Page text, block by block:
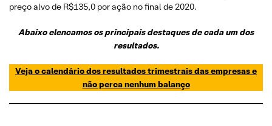
preço alvo de R$135,0 por ação no final de 2020.
Abaixo elencamos os principais destaques de cada um dos
resultados.
Veja o calendário dos resultados trimestrais das empresas e
não perca nenhum balanço